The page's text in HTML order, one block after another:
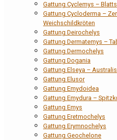
Gattung Cyclemys –
Gattung Cycloderma –
Weichschildkröten
Gattung Deirochelys
Gattung Dermatemys –
Gattung Dermochelys
Gattung Dogania
Gattung Elseya –
Gattung Elusor
Gattung Emydoidea
Gattung Emydura –
Gattung Emys
Gattung Eretmochelys
Gattung Erymnochelys
Gattung Geochelone